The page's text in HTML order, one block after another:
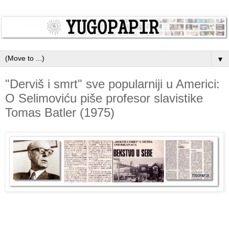
▼
"Derviš i smrt" sve popularniji u Americi:
O Selimoviću piše profesor slavistike
Tomas Batler (1975)